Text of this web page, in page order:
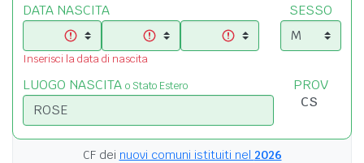
DATA NASCITA
Inserisci la data di nascita
SESSO
LUOGO NASCITA o Stato Estero PROV
CF dei nuovi comuni istituiti nel 2026